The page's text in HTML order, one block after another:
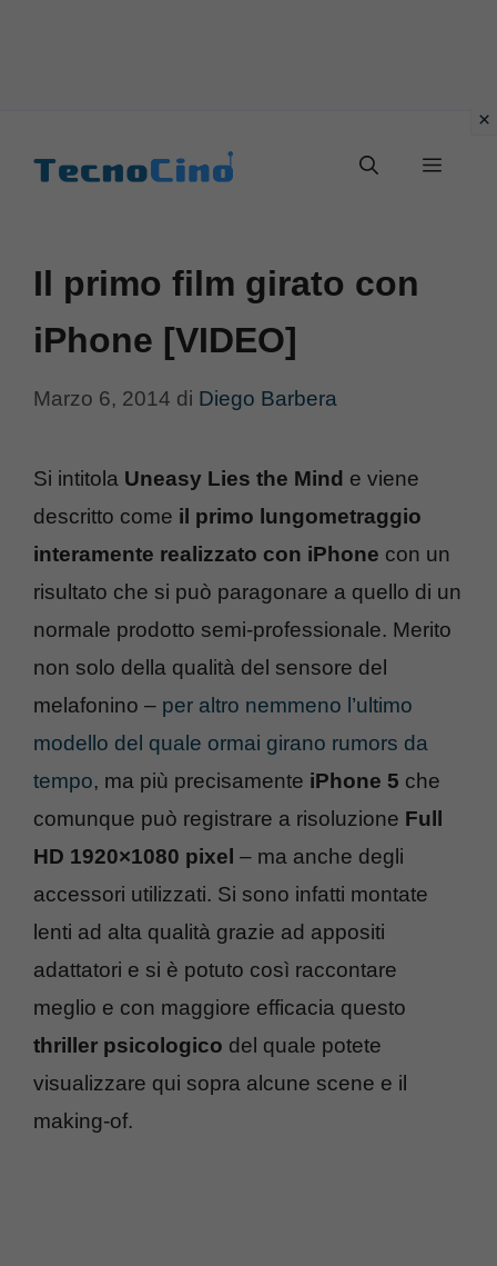
Menu
Il primo film girato con
iPhone [VIDEO]
Marzo 6, 2014 di Diego Barbera
Si intitola Uneasy Lies the Mind e viene
descritto come il primo lungometraggio
interamente realizzato con iPhone con un
risultato che si può paragonare a quello di un
normale prodotto semi-professionale. Merito
non solo della qualità del sensore del
melafonino – per altro nemmeno l’ultimo
modello del quale ormai girano rumors da
tempo, ma più precisamente iPhone 5 che
comunque può registrare a risoluzione Full
HD 1920×1080 pixel – ma anche degli
accessori utilizzati. Si sono infatti montate
lenti ad alta qualità grazie ad appositi
adattatori e si è potuto così raccontare
meglio e con maggiore efficacia questo
thriller psicologico del quale potete
visualizzare qui sopra alcune scene e il
making-of.